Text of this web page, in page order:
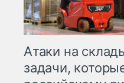
Атаки на
задачи,